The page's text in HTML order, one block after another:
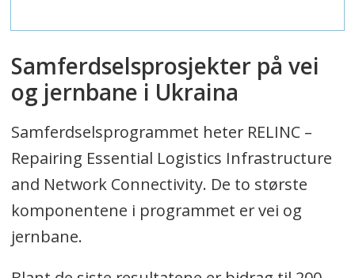
Samferdselsprosjekter på vei
og jernbane i Ukraina
Samferdselsprogrammet heter RELINC –
Repairing Essential Logistics Infrastructure
and Network Connectivity. De to største
komponentene i programmet er vei og
jernbane.